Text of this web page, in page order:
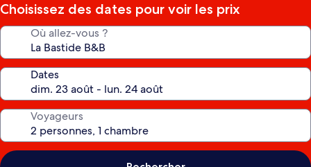
Choisissez des dates pour voir les prix
Où allez-vous ?
Dates
Voyageurs